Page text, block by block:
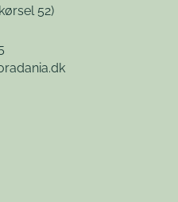
52)